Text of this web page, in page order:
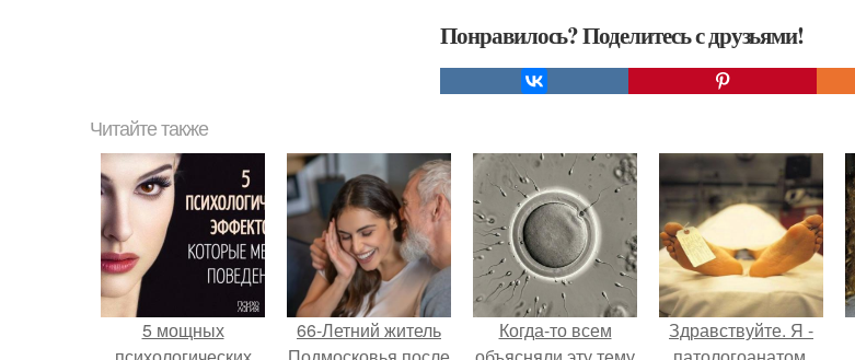
Понравилось? Поделитесь с друзьями!
Читайте также
5 мощных
66-Летний житель
Когда-то всем
Здравствуйте. Я -